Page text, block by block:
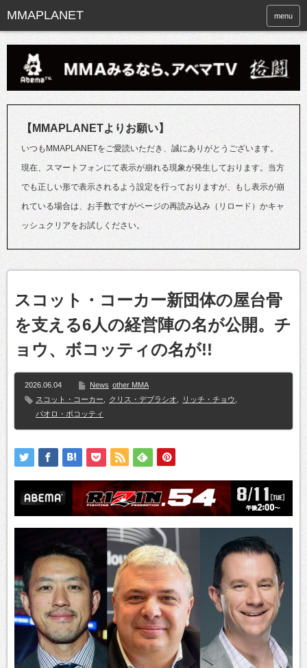
menu
【MMAPLANETよりお願い】
いつもMMAPLANETをご愛読いただき、誠にありがとうございます。
現在、スマートフォンにて表示が崩れる現象が発生しております。当方
でも正しい形で表示されるよう設定を行っておりますが、もし表示が崩
れている場合は、お手数ですがページの再読み込み（リロード）かキャ
ッシュクリアをお試しください。
スコット・コーカー新団体の屋台骨
を支える6人の経営陣の名が公開。チ
ョウ、ボコッティの名が!!
2026.06.04 News other MMA
スコット・コーカー
クリス・デブラシオ リッチ・チョウ
パオロ・ボコッティ